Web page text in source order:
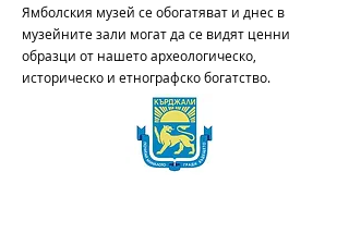
Ямболския музей се обогатяват и днес в
музейните зали могат да се видят ценни
образци от нашето археологическо,
историческо и етнографско богатство.